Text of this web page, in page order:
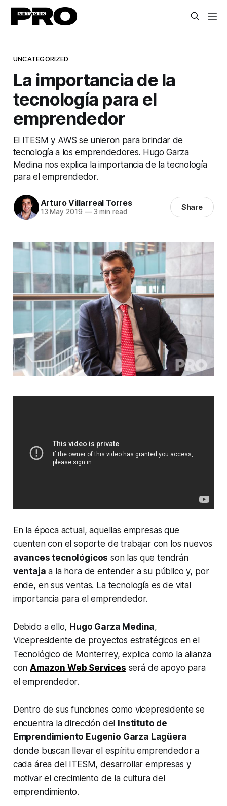
UNCATEGORIZED
La importancia de la
tecnología para el
emprendedor
El ITESM y AWS se unieron para brindar de
tecnología a los emprendedores. Hugo Garza
Medina nos explica la importancia de la tecnología
para el emprendedor.
Arturo Villarreal Torres
13 May 2019 —3 min read Share
En la época actual, aquellas empresas que
cuenten con el soporte de trabajar con los nuevos
avances tecnológicos son las que tendrán
ventaja a la hora de entender a su público y, por
ende, en sus ventas. La tecnología es de vital
importancia para el emprendedor.
Debido a ello, Hugo Garza Medina,
Vicepresidente de proyectos estratégicos en el
Tecnológico de Monterrey, explica como la alianza
conAmazon Web Services será de apoyo para
el emprendedor.
Dentro de sus funciones como vicepresidente se
encuentra la dirección del
Instituto de
Emprendimiento Eugenio Garza Lagüera
donde buscan llevar el espíritu emprendedor a
cada área del ITESM, desarrollar empresas y
motivar el crecimiento de la cultura del
emprendimiento.